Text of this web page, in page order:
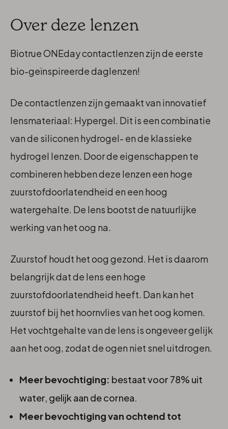
Over deze lenzen
Biotrue ONEday contactlenzen zijn de eerste
bio-geïnspireerde daglenzen!
De contactlenzen zijn gemaakt van innovatief
lensmateriaal: Hypergel. Dit is een combinatie
van de siliconen hydrogel- en de klassieke
hydrogel lenzen. Door de eigenschappen te
combineren hebben deze lenzen een hoge
zuurstofdoorlatendheid en een hoog
watergehalte. De lens bootst de natuurlijke
werking van het oog na.
Zuurstof houdt het oog gezond. Het is daarom
belangrijk dat de lens een hoge
zuurstofdoorlatendheid heeft. Dan kan het
zuurstof bij het hoornvlies van het oog komen.
Het vochtgehalte van de lens is ongeveer gelijk
aan het oog, zodat de ogen niet snel uitdrogen.
Meer bevochtiging: bestaat voor 78% uit
water, gelijk aan de cornea.
Meer bevochtiging van ochtend tot